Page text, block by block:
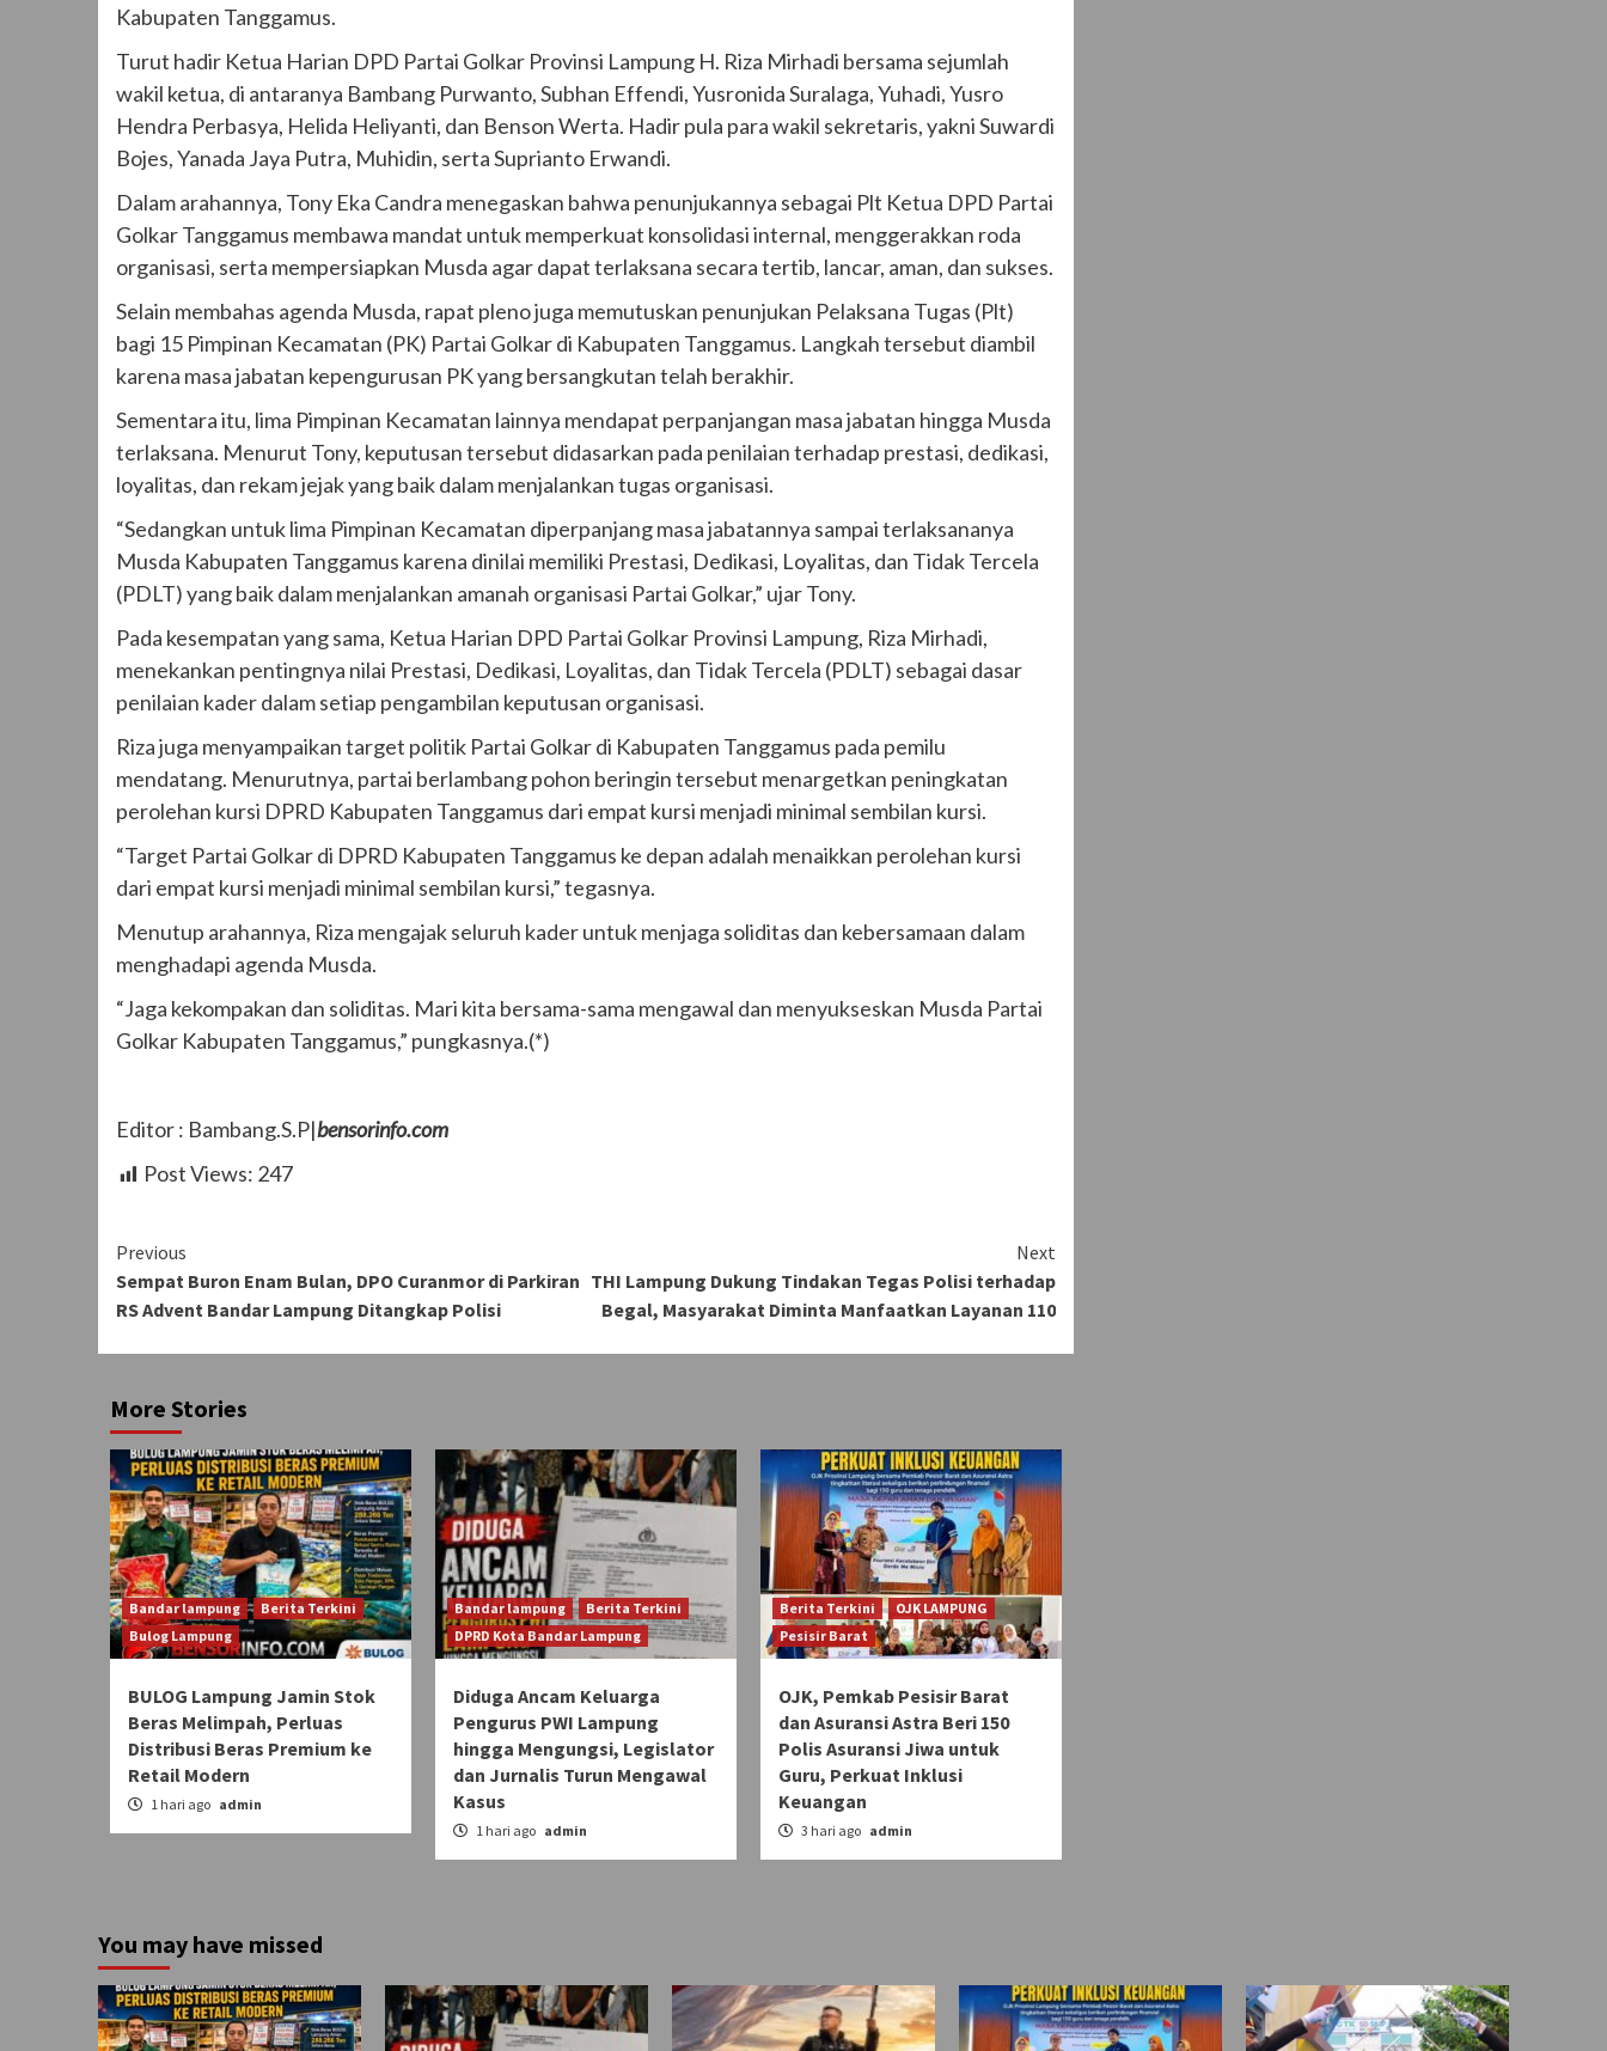
Kabupaten Tanggamus.
Turut hadir Ketua Harian DPD Partai Golkar Provinsi Lampung H. Riza Mirhadi bersama sejumlah
wakil ketua, di antaranya Bambang Purwanto, Subhan Effendi, Yusronida Suralaga, Yuhadi, Yusro
Hendra Perbasya, Helida Heliyanti, dan Benson Werta. Hadir pula para wakil sekretaris, yakni Suwardi
Bojes, Yanada Jaya Putra, Muhidin, serta Suprianto Erwandi.
Dalam arahannya, Tony Eka Candra menegaskan bahwa penunjukannya sebagai Plt Ketua DPD Partai
Golkar Tanggamus membawa mandat untuk memperkuat konsolidasi internal, menggerakkan roda
organisasi, serta mempersiapkan Musda agar dapat terlaksana secara tertib, lancar, aman, dan sukses.
Selain membahas agenda Musda, rapat pleno juga memutuskan penunjukan Pelaksana Tugas (Plt)
bagi 15 Pimpinan Kecamatan (PK) Partai Golkar di Kabupaten Tanggamus. Langkah tersebut diambil
karena masa jabatan kepengurusan PK yang bersangkutan telah berakhir.
Sementara itu, lima Pimpinan Kecamatan lainnya mendapat perpanjangan masa jabatan hingga Musda
terlaksana. Menurut Tony, keputusan tersebut didasarkan pada penilaian terhadap prestasi, dedikasi,
loyalitas, dan rekam jejak yang baik dalam menjalankan tugas organisasi.
“Sedangkan untuk lima Pimpinan Kecamatan diperpanjang masa jabatannya sampai terlaksananya
Musda Kabupaten Tanggamus karena dinilai memiliki Prestasi, Dedikasi, Loyalitas, dan Tidak Tercela
(PDLT) yang baik dalam menjalankan amanah organisasi Partai Golkar,” ujar Tony.
Pada kesempatan yang sama, Ketua Harian DPD Partai Golkar Provinsi Lampung, Riza Mirhadi,
menekankan pentingnya nilai Prestasi, Dedikasi, Loyalitas, dan Tidak Tercela (PDLT) sebagai dasar
penilaian kader dalam setiap pengambilan keputusan organisasi.
Riza juga menyampaikan target politik Partai Golkar di Kabupaten Tanggamus pada pemilu
mendatang. Menurutnya, partai berlambang pohon beringin tersebut menargetkan peningkatan
perolehan kursi DPRD Kabupaten Tanggamus dari empat kursi menjadi minimal sembilan kursi.
“Target Partai Golkar di DPRD Kabupaten Tanggamus ke depan adalah menaikkan perolehan kursi
dari empat kursi menjadi minimal sembilan kursi,” tegasnya.
Menutup arahannya, Riza mengajak seluruh kader untuk menjaga soliditas dan kebersamaan dalam
menghadapi agenda Musda.
“Jaga kekompakan dan soliditas. Mari kita bersama-sama mengawal dan menyukseskan Musda Partai
Golkar Kabupaten Tanggamus,” pungkasnya.(*)
Editor : Bambang.S.P|bensorinfo.com
Post Views: 247
Continue
Reading
Previous
Sempat Buron Enam Bulan, DPO Curanmor di Parkiran
RS Advent Bandar Lampung Ditangkap Polisi
Next
THI Lampung Dukung Tindakan Tegas Polisi terhadap
Begal, Masyarakat Diminta Manfaatkan Layanan 110
More Stories
Bandar lampung
Berita Terkini
Bulog Lampung
BULOG Lampung Jamin Stok
Beras Melimpah, Perluas
Distribusi Beras Premium ke
Retail Modern
1 hari ago admin
Bandar lampung
Berita Terkini
DPRD Kota Bandar Lampung
Diduga Ancam Keluarga
Pengurus PWI Lampung
hingga Mengungsi, Legislator
dan Jurnalis Turun Mengawal
Kasus
1 hari ago admin
Berita Terkini
OJK LAMPUNG
Pesisir Barat
OJK, Pemkab Pesisir Barat
dan Asuransi Astra Beri 150
Polis Asuransi Jiwa untuk
Guru, Perkuat Inklusi
Keuangan
3 hari ago admin
You may have missed